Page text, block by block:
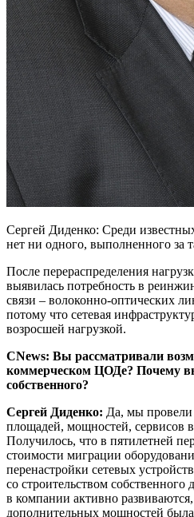
Сергей Диденко: Среди
нет ни одного, выполненного за
После перераспределения
выявилась потребность в
связи – волоконно-оптических
потому что сетевая
возросшей нагрузкой.
CNews: Вы рассматривали
коммерческом ЦОДе? Почему
собственного?
Сергей Диденко: Да, мы провели
площадей, мощностей, сервисов
Получилось, что в пятилетней
стоимости миграции
перенастройки сетевых
со строительством
в компании активно
дополнительных мощностей